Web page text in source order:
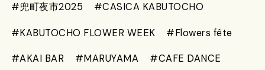
#兜町夜市2025 #CASICA KABUTOCHO
#KABUTOCHO FLOWER WEEK #Flowers fête
#AKAI BAR #MARUYAMA #CAFE DANCE